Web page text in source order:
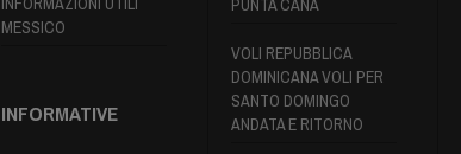
MESSICO
INFORMATIVE
PUNTA CANA
VOLI REPUBBLICA
DOMINICANA VOLI PER
SANTO DOMINGO
ANDATA E RITORNO